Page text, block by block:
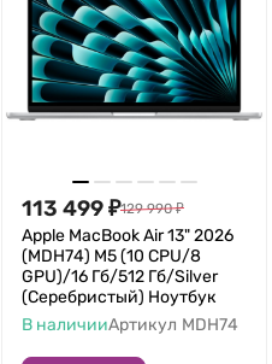
113 499₽129 990 ₽
Apple MacBook Air 13" 2026
(MDH74) M5 (10 CPU/8
GPU)/16 Гб/512 Гб/Silver
(Серебристый) Ноутбук
В наличииАртикул MDH74